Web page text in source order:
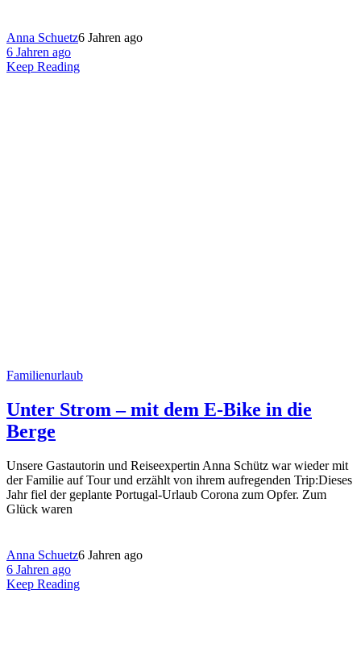
Anna Schuetz6 Jahren ago
6 Jahren ago
Keep Reading
Familienurlaub
Unter Strom – mit dem E-Bike in die
Berge
Unsere Gastautorin und Reiseexpertin Anna Schütz war wieder mit
der Familie auf Tour und erzählt von ihrem aufregenden Trip:Dieses
Jahr fiel der geplante Portugal-Urlaub Corona zum Opfer. Zum
Glück waren
Anna Schuetz6 Jahren ago
6 Jahren ago
Keep Reading